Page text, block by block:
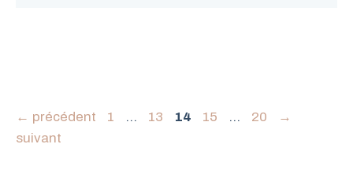
← précédent Page
1 … Page
13 Page
14 Page
15 … Page
20
→
suivant